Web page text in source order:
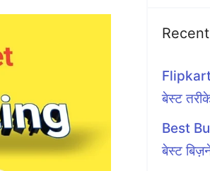
बेस्ट
Best
बेस्ट